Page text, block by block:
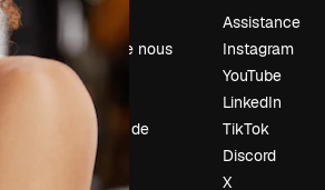
Prix
À propos de nous
Avis
Carrières
Tendances de
recherche
Assistance
Instagram
YouTube
LinkedIn
TikTok
Discord
X